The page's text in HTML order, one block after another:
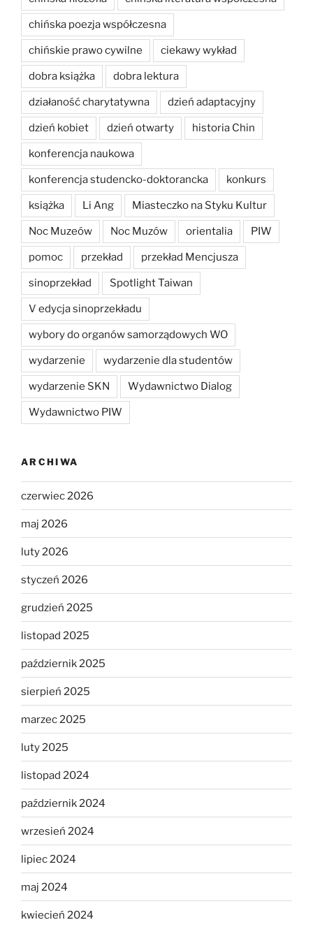
chińska poezja współczesna
chińskie prawo cywilne ciekawy wykład
dobra książka dobra lektura
działaność charytatywna dzień adaptacyjny
dzień kobiet dzień otwarty historia Chin
konferencja naukowa
konferencja studencko-doktorancka konkurs
książka Li Ang Miasteczko na Styku Kultur
Noc Muzeów Noc Muzów orientalia PIW
pomoc przekład przekład Mencjusza
sinoprzekład Spotlight Taiwan
V edycja sinoprzekładu
wybory do organów samorządowych WO
wydarzenie wydarzenie dla studentów
wydarzenie SKN Wydawnictwo Dialog
Wydawnictwo PIW
ARCHIWA
czerwiec 2026
maj 2026
luty 2026
styczeń 2026
grudzień 2025
listopad 2025
październik 2025
sierpień 2025
marzec 2025
luty 2025
listopad 2024
październik 2024
wrzesień 2024
lipiec 2024
maj 2024
kwiecień 2024